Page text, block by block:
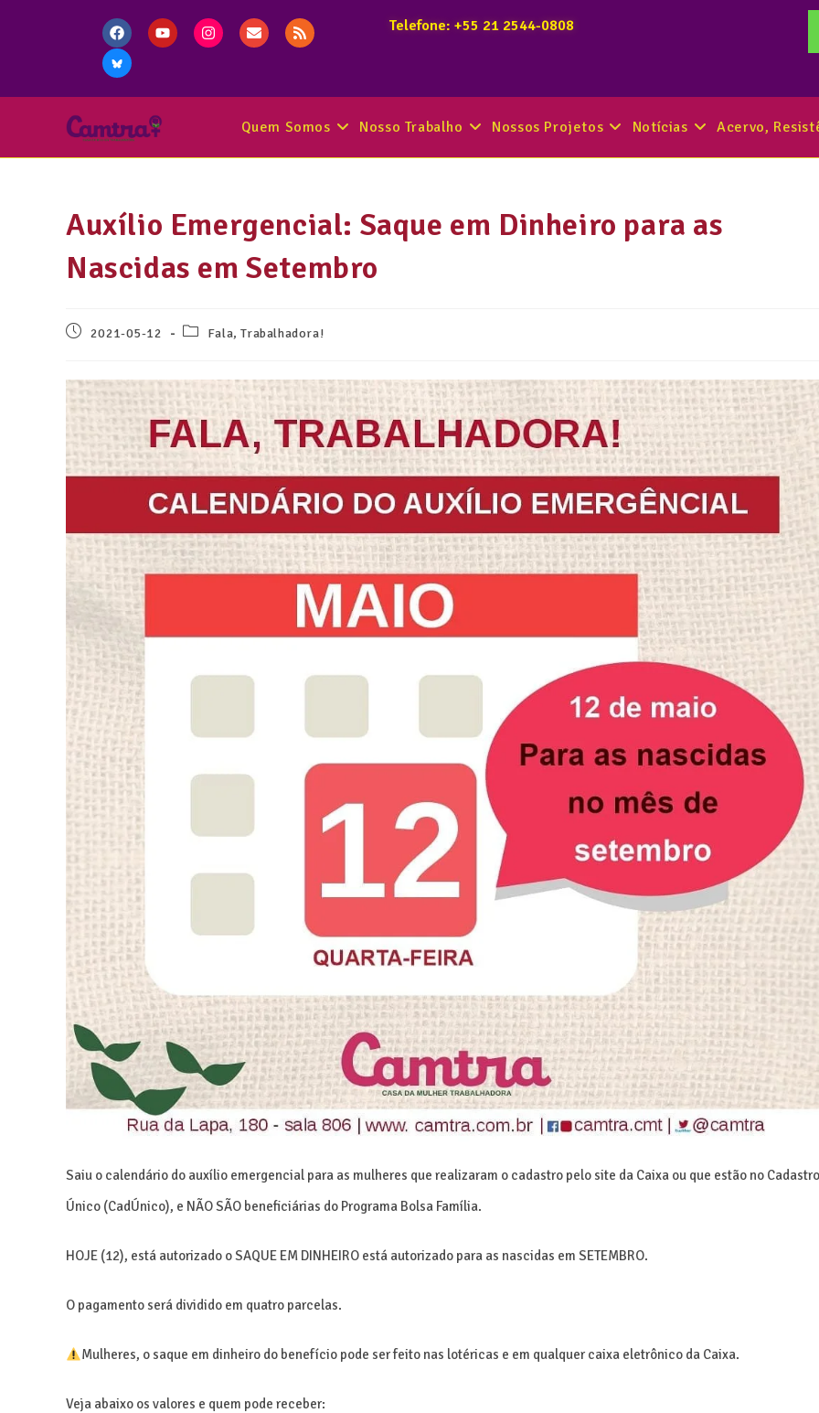
Telefone: +55 21 2544-0808
Quem Somos Nosso Trabalho Nossos Projetos Notícias Acervo,
Auxílio Emergencial: Saque em Dinheiro para as
Nascidas em Setembro
2021-05-12 Fala, Trabalhadora!
Saiu o calendário do auxílio emergencial para as mulheres que realizaram o cadastro pelo site da Caixa ou que estão no Cadastro
Único (CadÚnico), e NÃO SÃO beneficiárias do Programa Bolsa Família.
HOJE (12), está autorizado o SAQUE EM DINHEIRO está autorizado para as nascidas em SETEMBRO.
O pagamento será dividido em quatro parcelas.
Mulheres, o saque em dinheiro do benefício pode ser feito nas lotéricas e em qualquer caixa eletrônico da Caixa.
Veja abaixo os valores e quem pode receber: